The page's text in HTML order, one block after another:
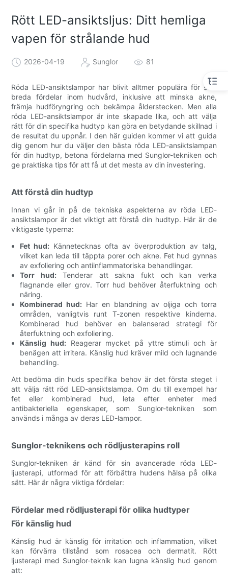
Rött LED-ansiktsljus: Ditt hemliga
vapen för strålande hud
2026-04-19 Sunglor 81
Röda LED-ansiktslampor har blivit alltmer populära för sina
breda fördelar inom hudvård, inklusive att minska akne,
främja hudföryngring och bekämpa ålderstecken. Men alla
röda LED-ansiktslampor är inte skapade lika, och att välja
rätt för din specifika hudtyp kan göra en betydande skillnad i
de resultat du uppnår. I den här guiden kommer vi att guida
dig genom hur du väljer den bästa röda LED-ansiktslampan
för din hudtyp, betona fördelarna med Sunglor-tekniken och
ge praktiska tips för att få ut det mesta av din investering.
Att förstå din hudtyp
Innan vi går in på de tekniska aspekterna av röda LED-
ansiktslampor är det viktigt att förstå din hudtyp. Här är de
viktigaste typerna:
Fet hud: Kännetecknas ofta av överproduktion av talg,
vilket kan leda till täppta porer och akne. Fet hud gynnas
av exfoliering och antiinflammatoriska behandlingar.
Torr hud:Tenderar att sakna fukt och kan verka
flagnande eller grov. Torr hud behöver återfuktning och
näring.
Kombinerad hud: Har en blandning av oljiga och torra
områden, vanligtvis runt T-zonen respektive kinderna.
Kombinerad hud behöver en balanserad strategi för
återfuktning och exfoliering.
Känslig hud:Reagerar mycket på yttre stimuli och är
benägen att irritera. Känslig hud kräver mild och lugnande
behandling.
Att bedöma din huds specifika behov är det första steget i
att välja rätt röd LED-ansiktslampa. Om du till exempel har
fet eller kombinerad hud, leta efter enheter med
antibakteriella egenskaper, som Sunglor-tekniken som
används i många av deras LED-lampor.
Sunglor-teknikens och rödljusterapins roll
Sunglor-tekniken är känd för sin avancerade röda LED-
ljusterapi, utformad för att förbättra hudens hälsa på olika
sätt. Här är några viktiga fördelar:
Fördelar med rödljusterapi för olika hudtyper
För känslig hud
Känslig hud är känslig för irritation och inflammation, vilket
kan förvärra tillstånd som rosacea och dermatit. Rött
ljusterapi med Sunglor-teknik kan lugna känslig hud genom
att: